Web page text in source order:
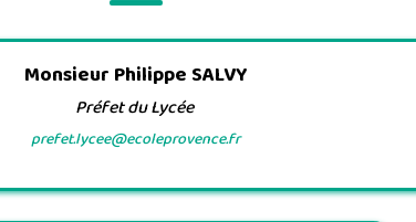
Monsieur Philippe SALVY
Préfet du Lycée
prefet.lycee@ecoleprovence.fr